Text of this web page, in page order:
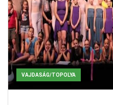
VAJDASÁG/TOPOLYA